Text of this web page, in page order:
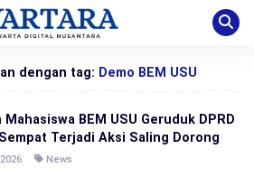
dengan tag: Demo BEM USU
Mahasiswa BEM USU Geruduk DPRD
Terjadi Aksi Saling Dorong
News